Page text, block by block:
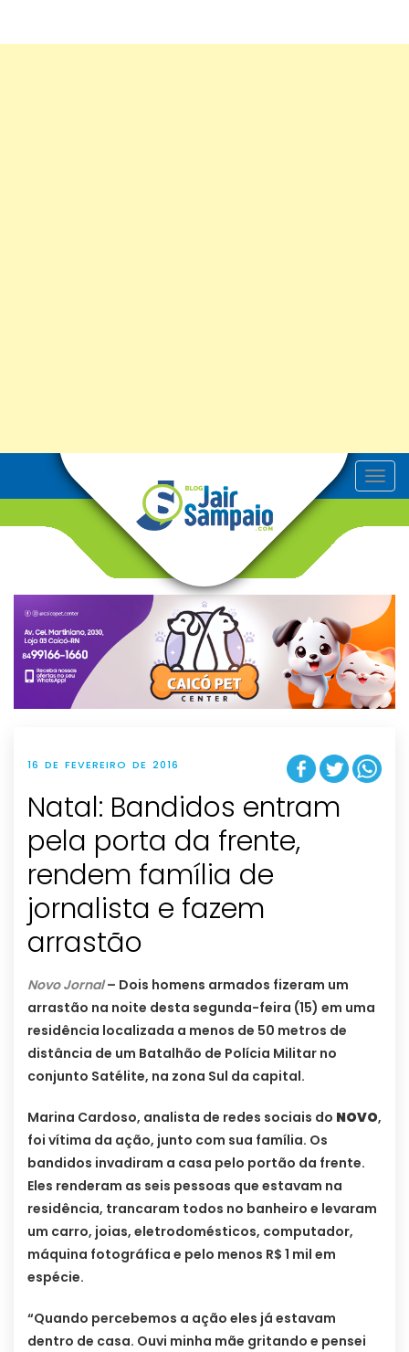
T
o
v
g
t
i
o
n
16 DE FEVEREIRO DE 2016
Natal: Bandidos entram
pela porta da frente,
rendem família de
jornalista e fazem
arrastão
Novo Jornal – Dois homens armados fizeram um
arrastão na noite desta segunda-feira (15) em uma
residência localizada a menos de 50 metros de
distância de um Batalhão de Polícia Militar no
conjunto Satélite, na zona Sul da capital.
Marina Cardoso, analista de redes sociais do NOVO,
foi vítima da ação, junto com sua família. Os
bandidos invadiram a casa pelo portão da frente.
Eles renderam as seis pessoas que estavam na
residência, trancaram todos no banheiro e levaram
um carro, joias, eletrodomésticos, computador,
máquina fotográfica e pelo menos R$ 1 mil em
espécie.
“Quando percebemos a ação eles já estavam
dentro de casa. Ouvi minha mãe gritando e pensei